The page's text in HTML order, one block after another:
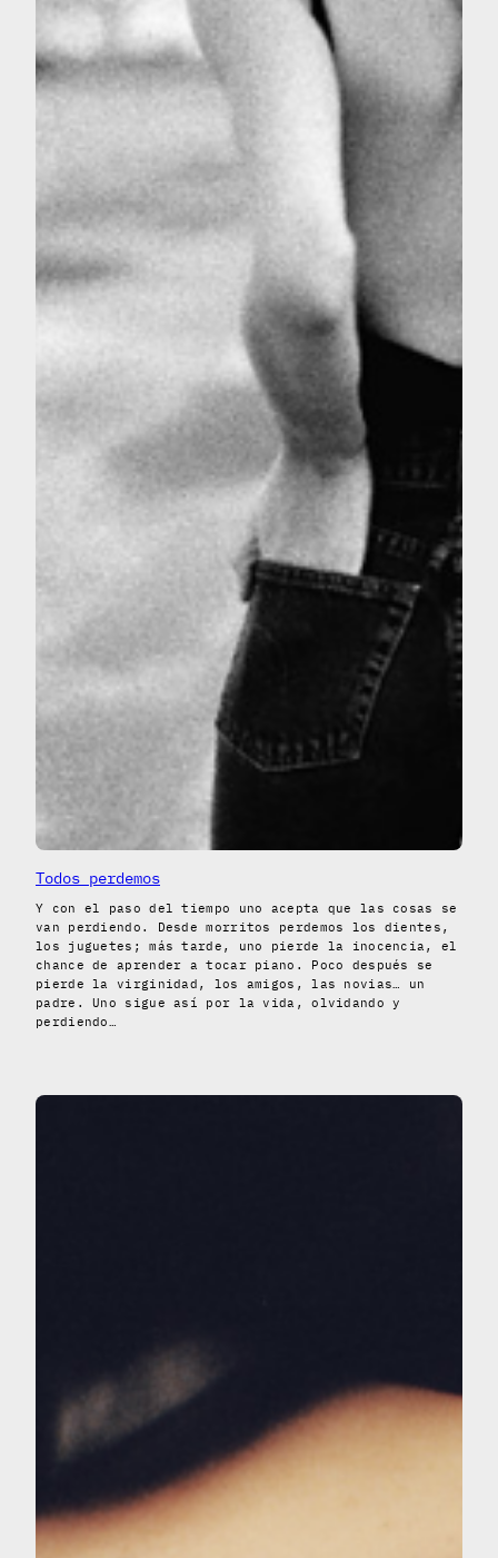
Todos perdemos
Y con el paso del tiempo uno acepta que las cosas se
van perdiendo. Desde morritos perdemos los dientes,
los juguetes; más tarde, uno pierde la inocencia, el
chance de aprender a tocar piano. Poco después se
pierde la virginidad, los amigos, las novias… un
padre. Uno sigue así por la vida, olvidando y
perdiendo…